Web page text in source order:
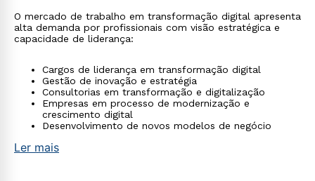
O mercado de trabalho em transformação digital apresenta
alta demanda por profissionais com visão estratégica e
capacidade de liderança:
Cargos de liderança em transformação digital
Gestão de inovação e estratégia
Consultorias em transformação e digitalização
Empresas em processo de modernização e
crescimento digital
Desenvolvimento de novos modelos de negócio
Ler mais